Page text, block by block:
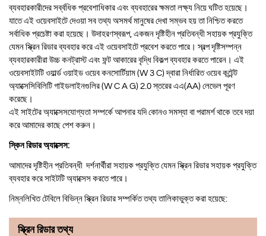
ব্যবহারকারীদের সর্ব্বধিক প্রবেশাধিকার এবং ব্যবহারের ক্ষমতা লক্ষ্য নিয়ে ঘটিত হয়েছে।
যাতে এই ওয়েবসাইটে দেওয়া সব তথ্য অসমর্থ মানুষের দেখা সম্ভব হয় তা নিশ্চিত করতে
সর্বাধিক প্রচেষ্টা করা হয়েছে। উদাহরণস্বরূপ, একজন দৃষ্টিহীন প্রতিবন্ধী সহায়ক প্রযুক্তি
যেমন স্ক্রিন রিডার ব্যবহার করে এই ওয়েবসাইটে প্রবেশ করতে পারে। স্বল্প দৃষ্টিসম্পন্ন
ব্যবহারকারীরা উচ্চ কনট্রাস্ট এবং ফন্ট আকারের বৃদ্ধি বিকল্প ব্যবহার করতে পারেন। এই
ওয়েবসাইটটি ওয়ার্ল্ড ওয়াইড ওয়েব কনসোর্টিয়াম (W 3 C) দ্বারা নির্ধারিত ওয়েব কন্টেন্ট
অ্যাক্সেসিবিলিটি গাইডলাইনগুলির (W C A G) 2.0 স্তরের এএ(AA) লেভেল পূরণ
করেছে।
এই সাইটের অ্যাক্সেসযোগ্যতা সম্পর্কে আপনার যদি কোনও সমস্যা বা পরামর্শ থাকে তবে দয়া
করে আমাদের কাছে পেশ করুন।
স্কিন রিডার অ্যাক্সেস:
আমাদের দৃষ্টিহীন প্রতিবন্ধী দর্শনার্থীরা সহায়ক প্রযুক্তি যেমন স্ক্রিন রিডার সহায়ক প্রযুক্তি
ব্যবহার করে সাইটটি অ্যাক্সেস করতে পারে।
নিম্নলিখিত টেবিলে বিভিন্ন স্ক্রিন রিডার সম্পর্কিত তথ্য তালিকাভুক্ত করা হয়েছে:
স্ক্রিন রিডার তথ্য